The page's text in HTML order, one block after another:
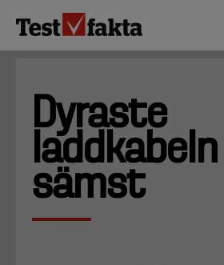
huvudinnehåll
Dyraste
laddkabeln
sämst